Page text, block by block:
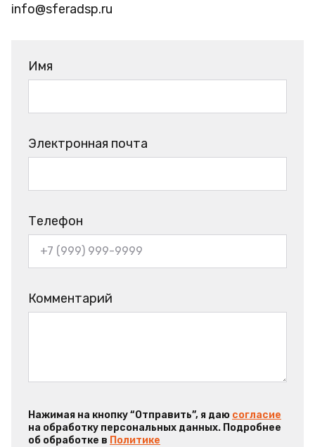
info@sferadsp.ru
Имя
Электронная почта
Телефон
Комментарий
Нажимая на кнопку “Отправить”, я даю согласие
на обработку персональных данных. Подробнее
об обработке в Политике